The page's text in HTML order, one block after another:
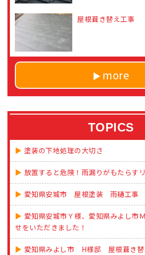
屋根葺き替え工事
more
TOPICS
塗装の下地処理の大切さ
放置すると危険！雨漏りがもたらす
愛知県安城市 屋根塗装 雨樋工事
愛知県安城市Ｙ様、愛知県みよし市
せをいただきました！
愛知県みよし市 H様邸 屋根葺き